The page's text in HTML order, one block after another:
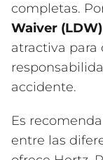
completas.
Waiver (LDW)
atractiva para
accidente.
Es
entre las